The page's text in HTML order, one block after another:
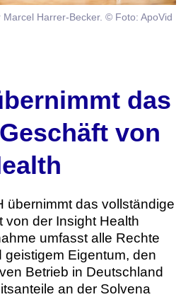
Harrer-Becker. © Foto: ApoVid
das
von
übernimmt das vollständige
von der Insight Health
umfasst alle Rechte
Eigentum, den
Betrieb in Deutschland
an der Solvena